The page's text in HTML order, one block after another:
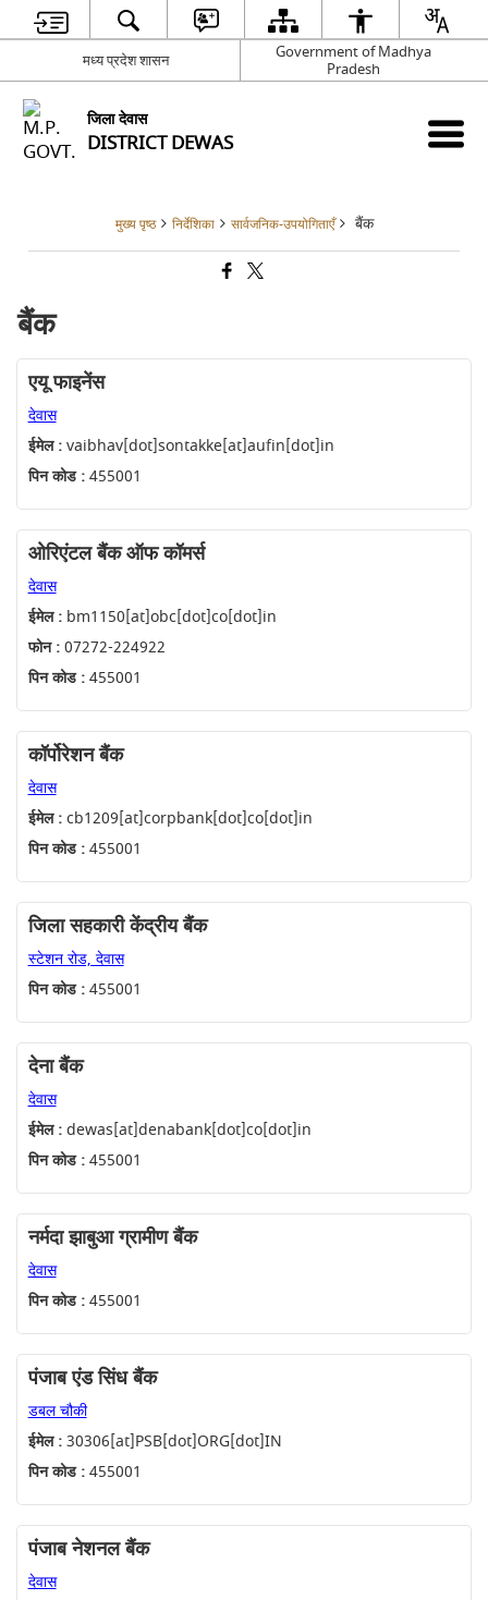
मध्य प्रदेश शासन
Government of Madhya
Pradesh
जिला देवास
DISTRICT DEWAS
मुख्य पृष्ठ निर्देशिका सार्वजनिक-उपयोगिताएँ बैंक
बैंक
एयू फाइनेंस
देवास
ईमेल :vaibhav[dot]sontakke[at]aufin[dot]in
पिन कोड :455001
ओरिएंटल बैंक ऑफ कॉमर्स
देवास
ईमेल :bm1150[at]obc[dot]co[dot]in
फोन :07272-224922
पिन कोड :455001
कॉर्पोरेशन बैंक
देवास
ईमेल :cb1209[at]corpbank[dot]co[dot]in
पिन कोड :455001
जिला सहकारी केंद्रीय बैंक
स्टेशन रोड, देवास
पिन कोड :455001
देना बैंक
देवास
ईमेल :dewas[at]denabank[dot]co[dot]in
पिन कोड :455001
नर्मदा झाबुआ ग्रामीण बैंक
देवास
पिन कोड :455001
पंजाब एंड सिंध बैंक
डबल चौकी
ईमेल :30306[at]PSB[dot]ORG[dot]IN
पिन कोड :455001
पंजाब नेशनल बैंक
देवास